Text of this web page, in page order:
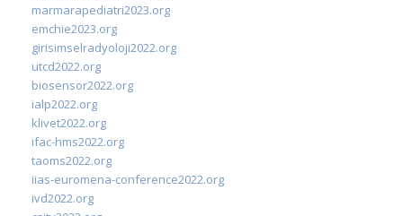
marmarapediatri2023.org
emchie2023.org
girisimselradyoloji2022.org
utcd2022.org
biosensor2022.org
ialp2022.org
klivet2022.org
ifac-hms2022.org
taoms2022.org
iias-euromena-conference2022.org
ivd2022.org